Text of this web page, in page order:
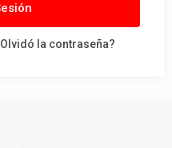
Olvidó la contraseña?